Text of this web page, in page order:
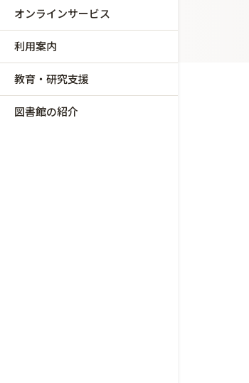
オンラインサービス
利用案内
教育・研究支援
図書館の紹介